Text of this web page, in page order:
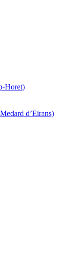
Horet)
d’Eirans)